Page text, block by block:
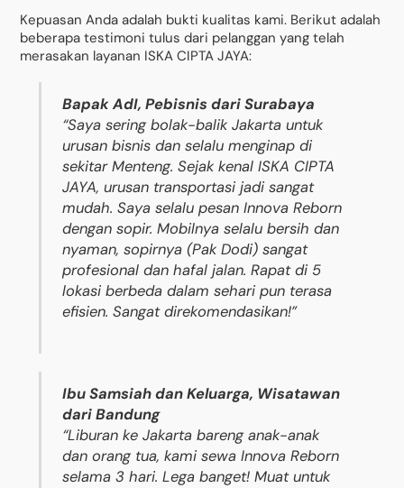
Kepuasan Anda adalah bukti kualitas kami. Berikut adalah
beberapa testimoni tulus dari pelanggan yang telah
merasakan layanan ISKA CIPTA JAYA:
Bapak AdI, Pebisnis dari Surabaya
“Saya sering bolak-balik Jakarta untuk
urusan bisnis dan selalu menginap di
sekitar Menteng. Sejak kenal ISKA CIPTA
JAYA, urusan transportasi jadi sangat
mudah. Saya selalu pesan Innova Reborn
dengan sopir. Mobilnya selalu bersih dan
nyaman, sopirnya (Pak Dodi) sangat
profesional dan hafal jalan. Rapat di 5
lokasi berbeda dalam sehari pun terasa
efisien. Sangat direkomendasikan!”
Ibu Samsiah dan Keluarga, Wisatawan
dari Bandung
“Liburan ke Jakarta bareng anak-anak
dan orang tua, kami sewa Innova Reborn
selama 3 hari. Lega banget! Muat untuk